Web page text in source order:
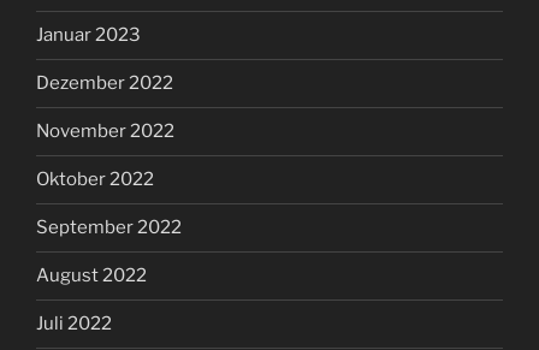
Januar 2023
Dezember 2022
November 2022
Oktober 2022
September 2022
August 2022
Juli 2022